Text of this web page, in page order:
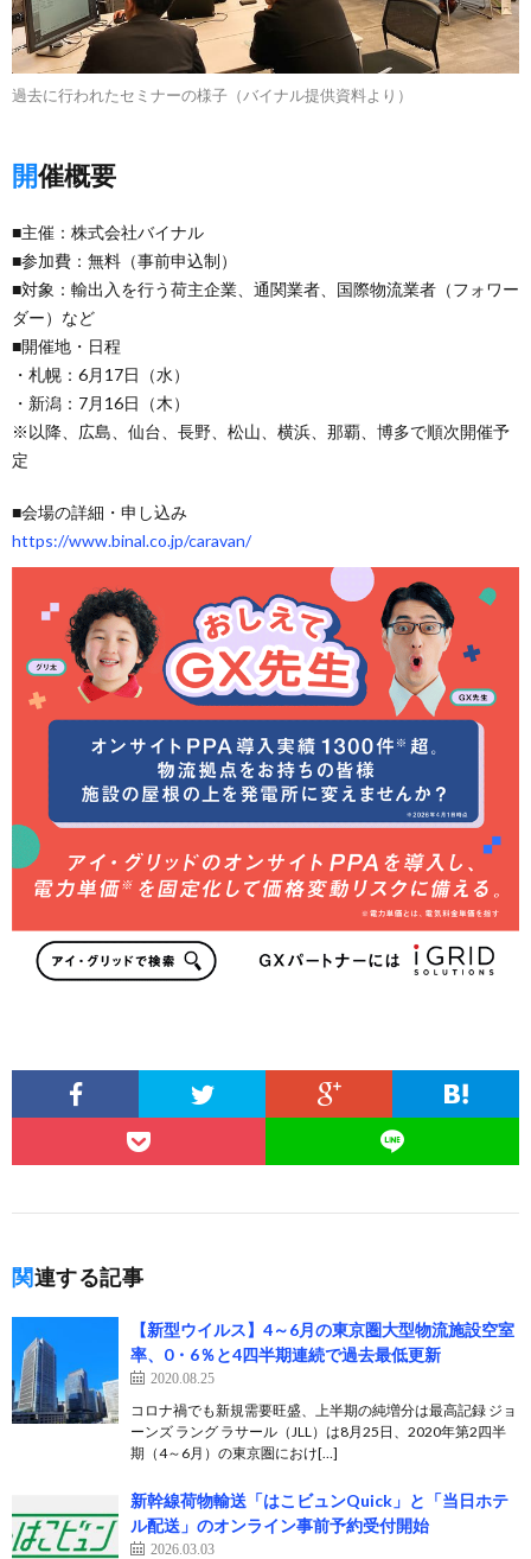
過去に行われたセミナーの様子（バイナル提供資料より）
開催概要
■主催：株式会社バイナル
■参加費：無料（事前申込制）
■対象：輸出入を行う荷主企業、通関業者、国際物流業者（フォワー
ダー）など
■開催地・日程
・札幌：6月17日（水）
・新潟：7月16日（木）
※以降、広島、仙台、長野、松山、横浜、那覇、博多で順次開催予
定
■会場の詳細・申し込み
https://www.binal.co.jp/caravan/
関連する記事
【新型ウイルス】4～6月の東京圏大型物流施設空室
率、0・6％と4四半期連続で過去最低更新
2020.08.25
コロナ禍でも新規需要旺盛、上半期の純増分は最高記録 ジョ
ーンズ ラング ラサール（JLL）は8月25日、2020年第2四半
期（4～6月）の東京圏におけ[…]
新幹線荷物輸送「はこビュンQuick」と「当日ホテ
ル配送」のオンライン事前予約受付開始
2026.03.03